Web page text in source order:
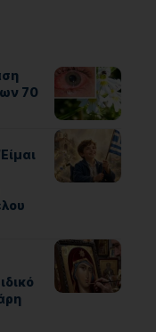
70